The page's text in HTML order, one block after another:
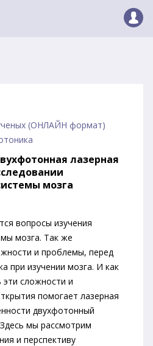
(ОНЛАЙН формат)
лазерная
мозга
вопросы изучения
мозга. Так же
и проблемы, перед
при изучении мозга. И как
сложности и
помогает лазерная
двухфотонный
мы рассмотрим
и перспективу